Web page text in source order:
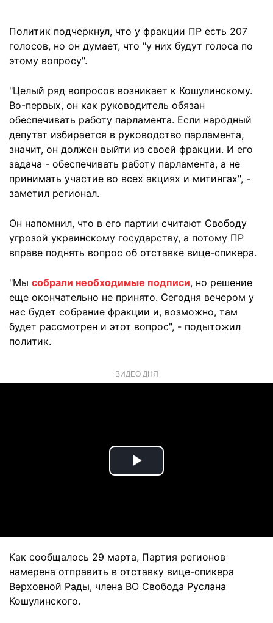
Политик подчеркнул, что у фракции ПР есть 207
голосов, но он думает, что "у них будут голоса по
этому вопросу".
"Целый ряд вопросов возникает к Кошулинскому.
Во-первых, он как руководитель обязан
обеспечивать работу парламента. Если народный
депутат избирается в руководство парламента,
значит, он должен выйти из своей фракции. И его
задача - обеспечивать работу парламента, а не
принимать участие во всех акциях и митингах", -
заметил регионал.
Он напомнил, что в его партии считают Свободу
угрозой украинскому государству, а потому ПР
вправе поднять вопрос об отставке вице-спикера.
"Мы собрали необходимые подписи, но решение
еще окончательно не принято. Сегодня вечером у
нас будет собрание фракции и, возможно, там
будет рассмотрен и этот вопрос", - подытожил
политик.
ВИДЕО ДНЯ
Play
Как сообщалось 29 марта, Партия регионов
намерена отправить в отставку вице-спикера
Верховной Рады, члена ВО Свобода Руслана
Кошулинского.